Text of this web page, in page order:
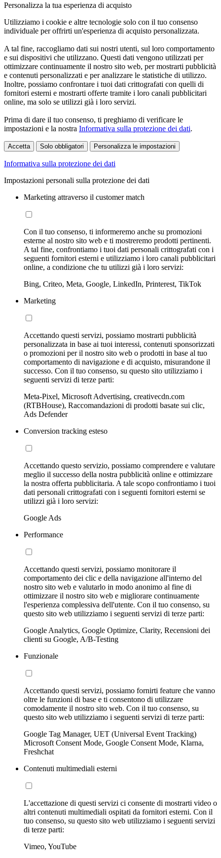
Personalizza la tua esperienza di acquisto
Utilizziamo i cookie e altre tecnologie solo con il tuo consenso
individuale per offrirti un'esperienza di acquisto personalizzata.
A tal fine, raccogliamo dati sui nostri utenti, sul loro comportamento
e sui dispositivi che utilizzano. Questi dati vengono utilizzati per
ottimizzare continuamente il nostro sito web, per mostrarti pubblicità
e contenuti personalizzati e per analizzare le statistiche di utilizzo.
Inoltre, possiamo confrontare i tuoi dati crittografati con quelli di
fornitori esterni e mostrarti offerte tramite i loro canali pubblicitari
online, ma solo se utilizzi già i loro servizi.
Prima di dare il tuo consenso, ti preghiamo di verificare le
impostazioni e la nostra Informativa sulla protezione dei dati.
Accetta Solo obbligatori Personalizza le impostazioni
Informativa sulla protezione dei dati
Impostazioni personali sulla protezione dei dati
Marketing attraverso il customer match
Con il tuo consenso, ti informeremo anche su promozioni
esterne al nostro sito web e ti mostreremo prodotti pertinenti.
A tal fine, confrontiamo i tuoi dati personali crittografati con i
seguenti fornitori esterni e utilizziamo i loro canali pubblicitari
online, a condizione che tu utilizzi già i loro servizi:
Bing, Criteo, Meta, Google, LinkedIn, Printerest, TikTok
Marketing
Accettando questi servizi, possiamo mostrarti pubblicità
personalizzata in base ai tuoi interessi, contenuti sponsorizzati
o promozioni per il nostro sito web o prodotti in base al tuo
comportamento di navigazione e di acquisto, misurandone il
successo. Con il tuo consenso, su questo sito utilizziamo i
seguenti servizi di terze parti:
Meta-Pixel, Microsoft Advertising, creativecdn.com
(RTBHouse), Raccomandazioni di prodotti basate sui clic,
Ads Defender
Conversion tracking esteso
Accettando questo servizio, possiamo comprendere e valutare
meglio il successo della nostra pubblicità online e ottimizzare
la nostra offerta pubblicitaria. A tale scopo confrontiamo i tuoi
dati personali crittografati con i seguenti fornitori esterni se
utilizzi già i loro servizi:
Google Ads
Performance
Accettando questi servizi, possiamo monitorare il
comportamento dei clic e della navigazione all'interno del
nostro sito web e valutarlo in modo anonimo al fine di
ottimizzare il nostro sito web e migliorare continuamente
l'esperienza complessiva dell'utente. Con il tuo consenso, su
questo sito web utilizziamo i seguenti servizi di terze parti:
Google Analytics, Google Optimize, Clarity, Recensioni dei
clienti su Google, A/B-Testing
Funzionale
Accettando questi servizi, possiamo fornirti feature che vanno
oltre le funzioni di base e ti consentono di utilizzare
comodamente il nostro sito web. Con il tuo consenso, su
questo sito web utilizziamo i seguenti servizi di terze parti:
Google Tag Manager, UET (Universal Event Tracking)
Microsoft Consent Mode, Google Consent Mode, Klarna,
Freshchat
Contenuti multimediali esterni
L'accettazione di questi servizi ci consente di mostrarti video o
altri contenuti multimediali ospitati da fornitori esterni. Con il
tuo consenso, su questo sito web utilizziamo i seguenti servizi
di terze parti:
Vimeo, YouTube